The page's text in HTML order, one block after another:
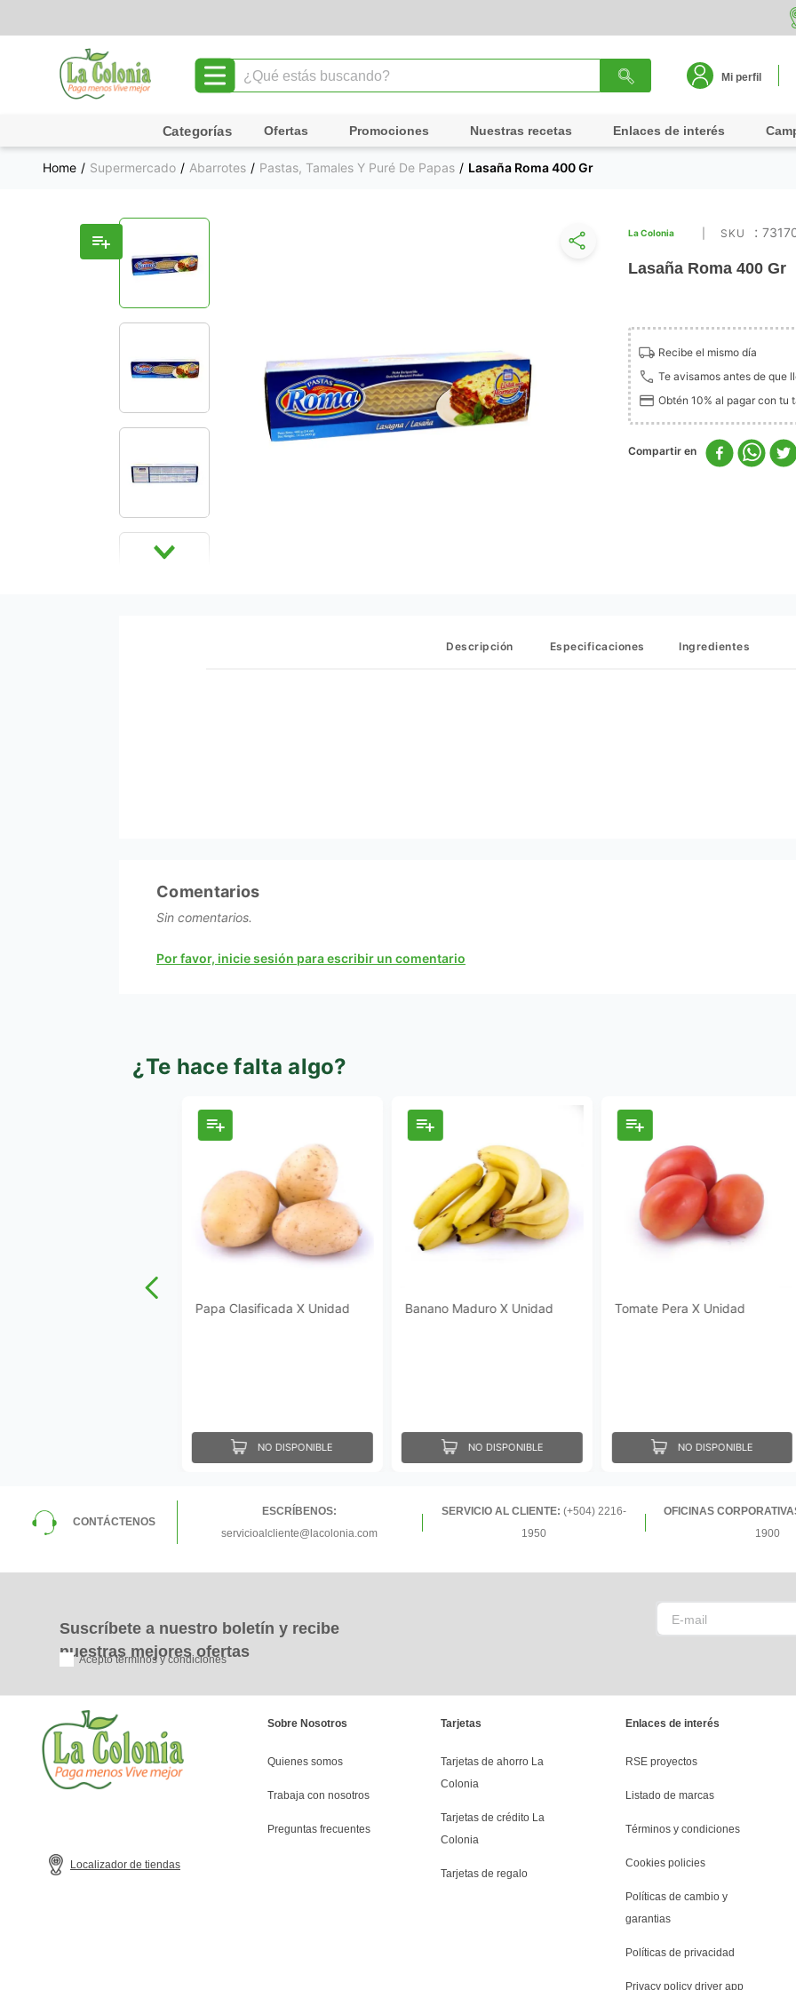
¿Qué estás buscando?
Mi perfil
Ofertas Promociones Nuestras recetas Enlaces de interés
Supermercado Abarrotes Pastas, Tamales Y Puré De Papas Lasaña Roma 400 Gr
La Colonia :
Lasaña Roma 400 Gr
Recibe el mismo día
Te avisamos antes de que
Obtén 10% al pagar con tu
Descripción Especificaciones Ingredientes
Comentarios
Por favor, inicie sesión para escribir un comentario
Sin comentarios.
¿Te hace falta algo?
Papa Clasificada X Unidad
NO DISPONIBLE
Banano Maduro X Unidad
NO DISPONIBLE
Tomate Pera X Unidad
NO DISPONIBLE
CONTÁCTENOS
ESCRÍBENOS:
servicioalcliente@lacolonia.com
SERVICIO AL CLIENTE: (+504) 2216-
1950
OFICINAS
1900
Suscríbete a nuestro boletín y recibe
nuestras mejores ofertas
Acepto términos y condiciones
Localizador de tiendas
Sobre Nosotros
Quienes somos
Trabaja con nosotros
Preguntas frecuentes
Tarjetas
Tarjetas de ahorro La
Colonia
Tarjetas de crédito La
Colonia
Tarjetas de regalo
Enlaces de interés
RSE proyectos
Listado de marcas
Términos y condiciones
Cookies policies
Políticas de cambio y
garantias
Políticas de privacidad
Privacy policy driver app
TÉRMINOS MÁS BUSCADOS
1.
leche
queso
galletas
shampoo
azucar